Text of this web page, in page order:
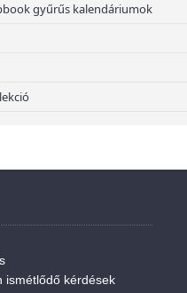
gyűrűs kalendáriumok
ismétlődő kérdések